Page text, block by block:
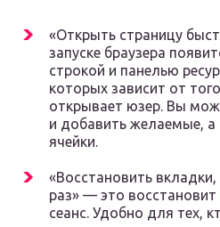
«Открыть страницу
запуске браузера
строкой и панелью
которых зависит от
открывает юзер. Вы
и добавить желаемые,
ячейки.
«Восстановить
раз» — это
сеанс. Удобно для тех,